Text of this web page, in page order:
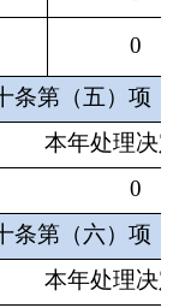
0
条第（五）项
本年处理决
0
条第（六）项
本年处理决